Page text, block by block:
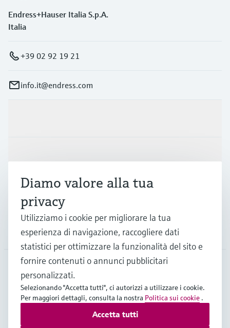
Endress+Hauser Italia S.p.A.
Italia
+39 02 92 19 21
info.it@endress.com
La società
ITA•Italiano
Copyright © Endress+Hauser Group Services AG
Diamo valore alla tua
privacy
Utilizziamo i cookie per migliorare la tua
esperienza di navigazione, raccogliere dati
statistici per ottimizzare la funzionalità del sito e
fornire contenuti o annunci pubblicitari
personalizzati.
Selezionando "Accetta tutti", ci autorizzi a utilizzare i cookie.
Per maggiori dettagli, consulta la nostra Politica sui cookie .
Accetta tutti